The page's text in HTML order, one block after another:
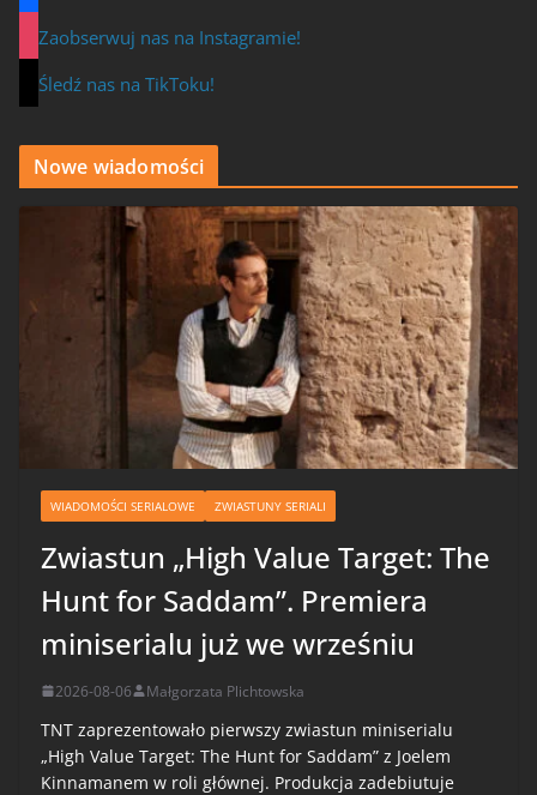
Zaobserwuj nas na Instagramie!
Śledź nas na TikToku!
Nowe wiadomości
WIADOMOŚCI SERIALOWE ZWIASTUNY SERIALI
Zwiastun „High Value Target: The
Hunt for Saddam”. Premiera
miniserialu już we wrześniu
2026-08-06 Małgorzata Plichtowska
TNT zaprezentowało pierwszy zwiastun miniserialu
„High Value Target: The Hunt for Saddam” z Joelem
Kinnamanem w roli głównej. Produkcja zadebiutuje